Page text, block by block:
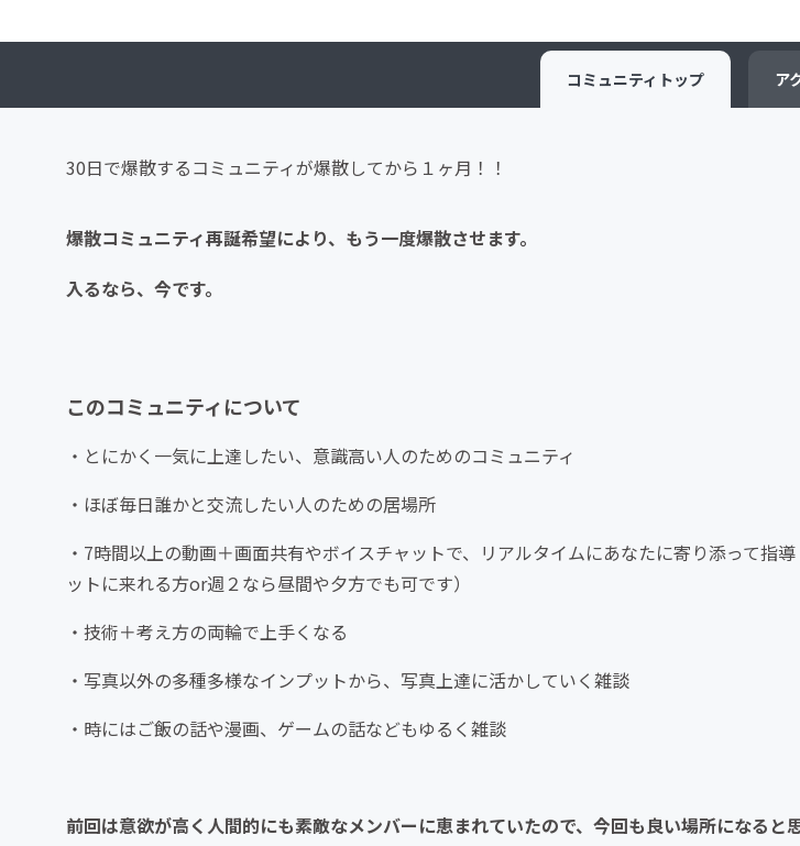
コミュニティ トップ ア
30日で爆散するコミュニティが爆散してから１ヶ月！！
爆散コミュニティ再誕希望により、もう一度爆散させます。
入るなら、今です。
このコミュニティについて
・とにかく一気に上達したい、意識高い人のためのコミュニティ
・ほぼ毎日誰かと交流したい人のための居場所
・7時間以上の動画＋画面共有やボイスチャットで、リアルタイムにあなたに寄り添って指
ットに来れる方or週２なら昼間や夕方でも可です）
・技術＋考え方の両輪で上手くなる
・写真以外の多種多様なインプットから、写真上達に活かしていく雑談
・時にはご飯の話や漫画、ゲームの話などもゆるく雑談
前回は意欲が高く人間的にも素敵なメンバーに恵まれていたので、今回も良い場所になると思